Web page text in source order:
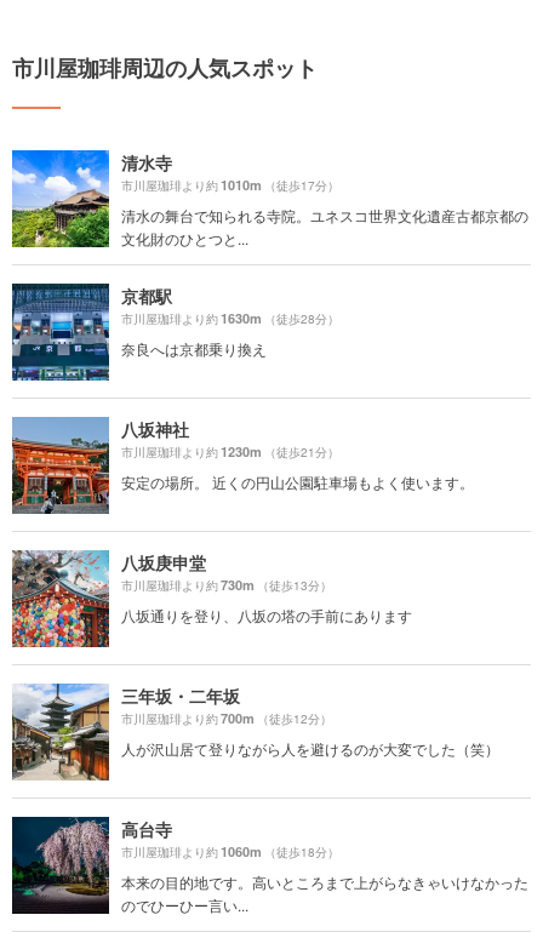
市川屋珈琲周辺の人気スポット
清水寺
市川屋珈琲より約1010m （徒歩17分）
清水の舞台で知られる寺院。ユネスコ世界文化遺産古都京都の
文化財のひとつと...
京都駅
市川屋珈琲より約1630m （徒歩28分）
奈良へは京都乗り換え
八坂神社
市川屋珈琲より約1230m （徒歩21分）
安定の場所。 近くの円山公園駐車場もよく使います。
八坂庚申堂
市川屋珈琲より約730m （徒歩13分）
八坂通りを登り、八坂の塔の手前にあります
三年坂・二年坂
市川屋珈琲より約700m （徒歩12分）
人が沢山居て登りながら人を避けるのが大変でした（笑）
高台寺
市川屋珈琲より約1060m （徒歩18分）
本来の目的地です。高いところまで上がらなきゃいけなかった
のでひーひー言い...